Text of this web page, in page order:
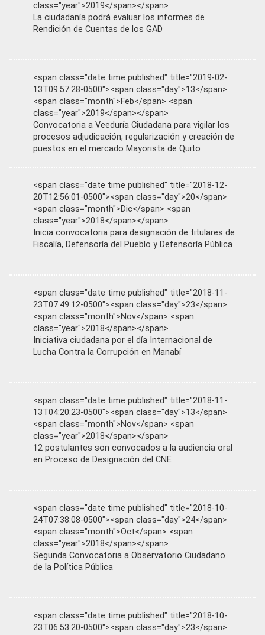
class="year">2019</span></span>
La ciudadanía podrá evaluar los informes de
Rendición de Cuentas de los GAD
<span class="date time published" title="2019-02-
13T09:57:28-0500"><span class="day">13</span>
<span class="month">Feb</span> <span
class="year">2019</span></span>
Convocatoria a Veeduría Ciudadana para vigilar los
procesos adjudicación, regularización y creación de
puestos en el mercado Mayorista de Quito
<span class="date time published" title="2018-12-
20T12:56:01-0500"><span class="day">20</span>
<span class="month">Dic</span> <span
class="year">2018</span></span>
Inicia convocatoria para designación de titulares de
Fiscalía, Defensoría del Pueblo y Defensoría Pública
<span class="date time published" title="2018-11-
23T07:49:12-0500"><span class="day">23</span>
<span class="month">Nov</span> <span
class="year">2018</span></span>
Iniciativa ciudadana por el día Internacional de
Lucha Contra la Corrupción en Manabí
<span class="date time published" title="2018-11-
13T04:20:23-0500"><span class="day">13</span>
<span class="month">Nov</span> <span
class="year">2018</span></span>
12 postulantes son convocados a la audiencia oral
en Proceso de Designación del CNE
<span class="date time published" title="2018-10-
24T07:38:08-0500"><span class="day">24</span>
<span class="month">Oct</span> <span
class="year">2018</span></span>
Segunda Convocatoria a Observatorio Ciudadano
de la Política Pública
<span class="date time published" title="2018-10-
23T06:53:20-0500"><span class="day">23</span>